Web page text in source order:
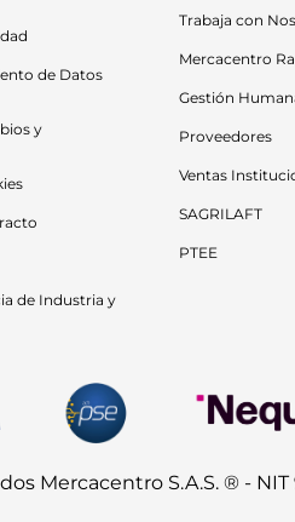
de Datos
y
de Industria y
Trabaja con
Mercacentro
Gestión
Proveedores
Ventas
SAGRILAFT
PTEE
Mercacentro S.A.S. ® -